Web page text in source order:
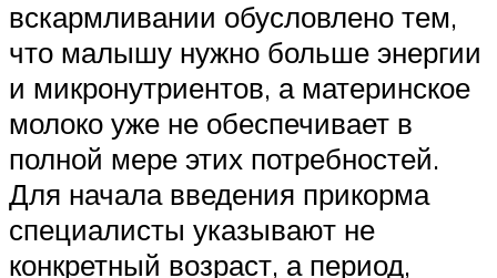
вскармливании обусловлено тем,
что малышу нужно больше энергии
и микронутриентов, а материнское
молоко уже не обеспечивает в
полной мере этих потребностей.
Для начала введения прикорма
специалисты указывают не
конкретный возраст, а период,